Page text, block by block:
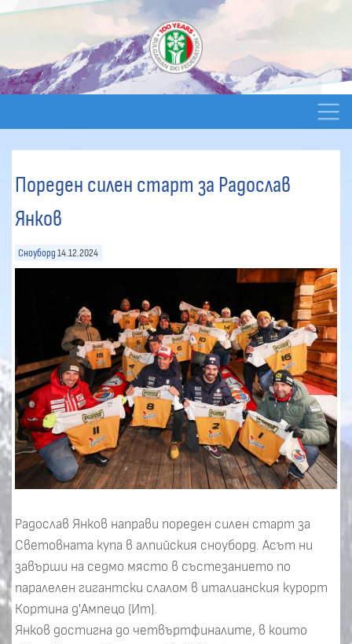
Пореден силен старт за Радослав
Янков
Сноуборд 14.12.2024
Радослав Янков направи пореден силен старт за
Световната купа в алпийския сноуборд. Асът ни
завърши на седмо място в състезанието по
паралелен гигантски слалом в италианския курорт
Кортина д'Ампецо (Ит).
Янков достигна до четвъртфиналите, в които